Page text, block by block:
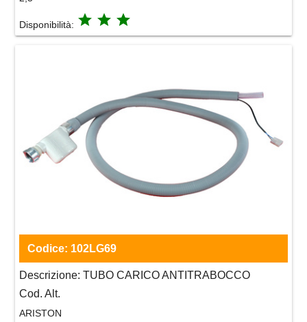
Disponibilità: grade grade grade
Codice: 102LG69
Descrizione: TUBO CARICO ANTITRABOCCO
Cod. Alt.
ARISTON